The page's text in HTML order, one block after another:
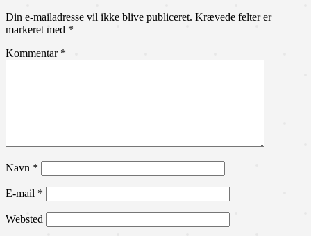
Din e-mailadresse vil ikke blive publiceret. Krævede felter er
markeret med *
Kommentar *
Navn *
E-mail *
Websted